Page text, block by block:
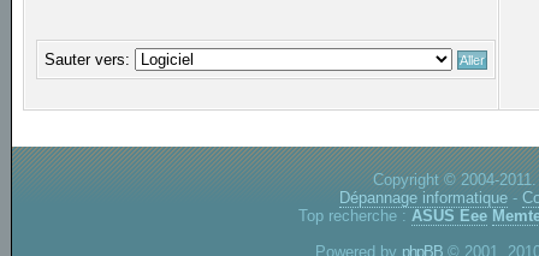
Sauter vers:
Copyright © 2004-
Dépannage informatique -
Top recherche : ASUS Eee
Powered by phpBB © 2001,